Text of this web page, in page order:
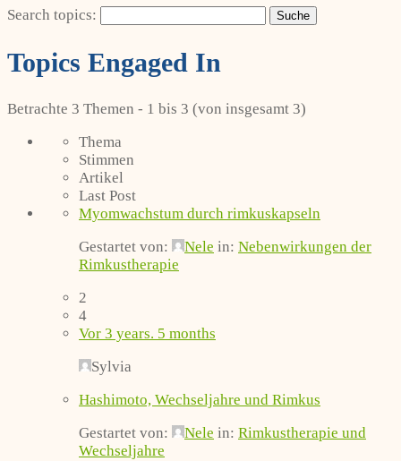
Search topics:
Topics Engaged In
Betrachte 3 Themen - 1 bis 3 (von insgesamt 3)
Thema
Stimmen
Artikel
Last Post
Myomwachstum durch rimkuskapseln
Gestartet von:
Nele in: Nebenwirkungen der
Rimkustherapie
2
4
Vor 3 years. 5 months
Sylvia
Hashimoto, Wechseljahre und Rimkus
Gestartet von:
Nele in: Rimkustherapie und
Wechseljahre